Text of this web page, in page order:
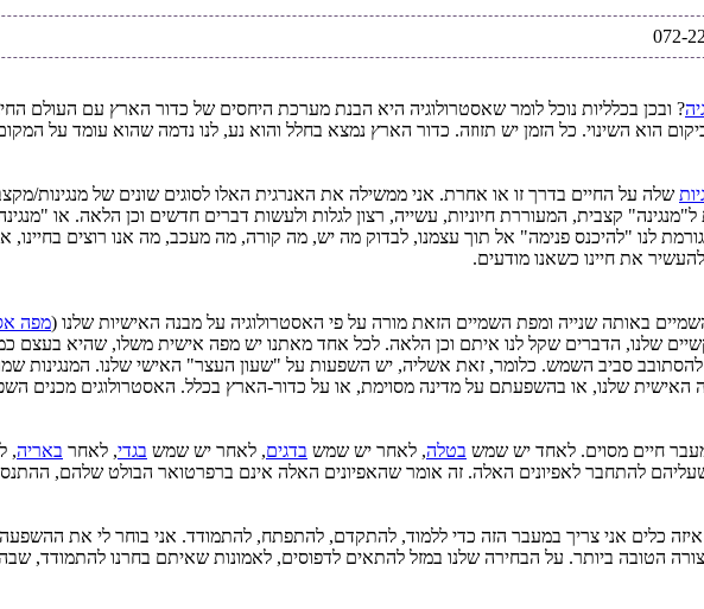
? ובכן בכלליות נוכל לומר שאסטרולוגיה היא הבנת מערכת היחסים של כדור הארץ עם העולם
הוא השינוי. כל הזמן יש תזוזה. כדור הארץ נמצא בחלל והוא נע, לנו נדמה שהוא עומד על
שלה על החיים בדרך זו או אחרת. אני ממשילה את האנרגית האלו לסוגים שונים של מנגינות/
קצבית, המעוררת חיוניות, עשייה, רצון לגלות ולעשות דברים חדשים וכן הלאה. או
לנו "להיכנס פנימה" אל תוך עצמנו, לבדוק מה יש, מה קורה, מה מעכב, מה אנו רוצים בחיינו,
את חיינו כשאנו מודעים.
באותה שנייה ומפת השמיים הזאת מורה על פי האסטרולוגיה על מבנה האישיות שלנו (מפה
שלנו, הדברים שקל לנו איתם וכן הלאה. לכל אחד מאתנו יש מפה אישית משלו, שהיא בעצם
סביב השמש. כלומר, זאת אשליה, יש השפעות על "שעון העצר" האישי שלנו. המנגינות
שלנו, או בהשפעתם על מדינה מסוימת, או על כדור-הארץ בכלל. האסטרולוגים מכנים
חיים מסוים. לאחד יש שמש בטלה, לאחר יש שמש בדגים, לאחר יש שמש בגדי, לאחר באריה,
להתחבר לאפיונים האלה. זה אומר שהאפיונים האלה אינם ברפרטואר הבולט שלהם,
כלים אני צריך במעבר הזה כדי ללמוד, להתקדם, להתפתח, להתמודד. אני בוחר לי את
הטובה ביותר. על הבחירה שלנו במזל להתאים לדפוסים, לאמונות שאיתם בחרנו להתמודד, שבהם